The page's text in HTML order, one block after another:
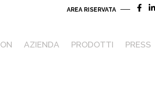
AREA RISERVATA
AZIENDA PRODOTTI PRESS